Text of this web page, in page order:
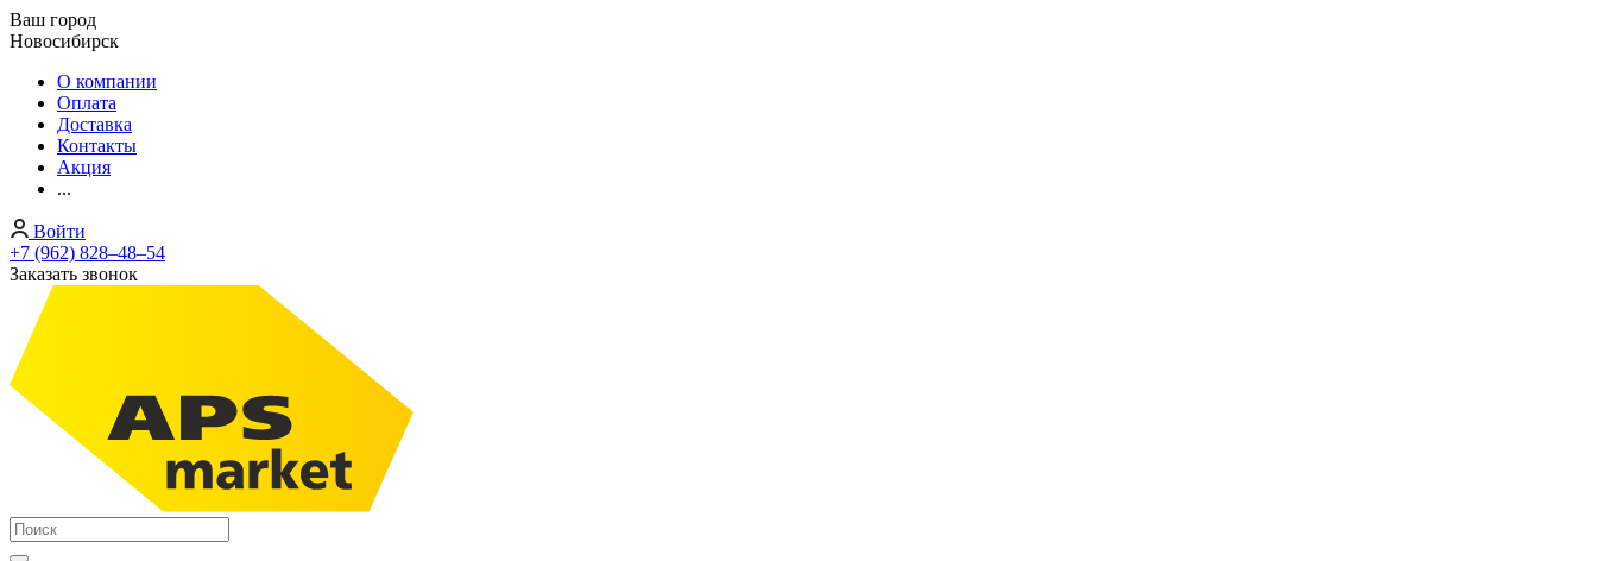
Ваш город
Новосибирск
О компании
Оплата
Доставка
Контакты
Акция
...
Войти
+7 (962) 828‒48‒54
Заказать звонок